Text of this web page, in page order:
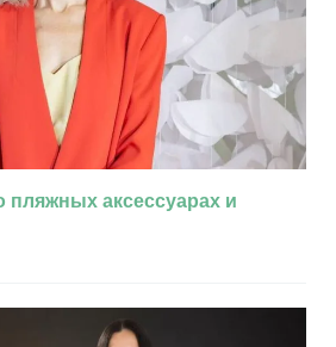
пляжных аксессуарах и